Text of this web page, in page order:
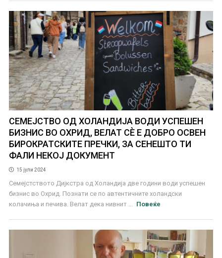
СЕМЕЈСТВО ОД ХОЛАНДИЈА ВОДИ УСПЕШЕН
БИЗНИС ВО ОХРИД, ВЕЛАТ СÈ Е ДОБРО ОСВЕН
БИРОКРАТСКИТЕ ПРЕЧКИ, ЗА СЕНЕШТО ТИ
ФАЛИ НЕКОЈ ДОКУМЕНТ
15 јули 2024
Семејстството Дијкстра од Холандија две години води успешен
бизнис во Охрид. Познати се по автентичните холандски
колачиња и печива. Велат дека нивнит ...
Повеќе